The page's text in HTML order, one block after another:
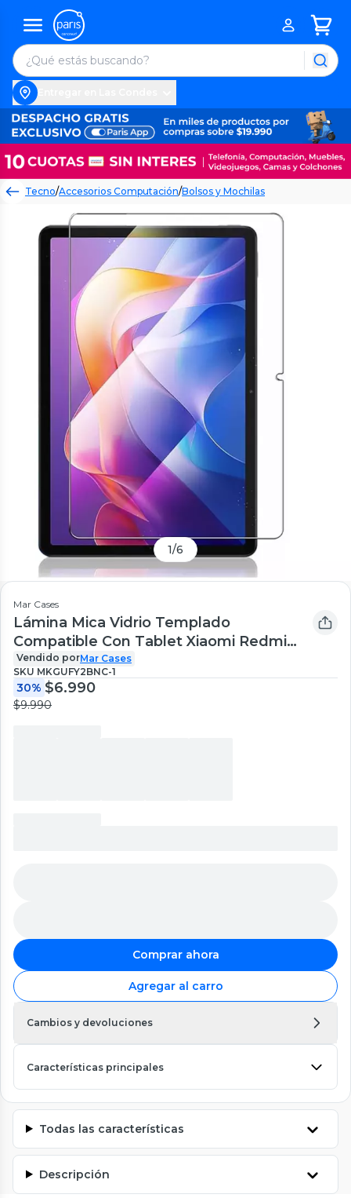
Tecno/Accesorios Computación/Bolsos y Mochilas
1/6
Mar Cases
Lámina Mica Vidrio Templado
Compatible Con Tablet Xiaomi Redmi
Pad 2
Vendido porMar Cases
SKU MKGUFY2BNC-1
30% $6.990
$9.990
Comprar ahora
Agregar al carro
Cambios y devoluciones
Características principales
Todas las características
Descripción